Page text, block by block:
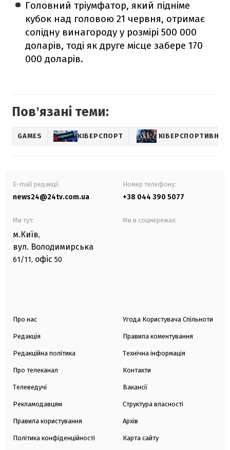
Головний тріумфатор, який підніме
кубок над головою 21 червня, отримає
солідну винагороду у розмірі 500 000
доларів, тоді як друге місце забере 170
000 доларів.
Повʼязані теми:
GAMES КІБЕРСПОРТ КІБЕРСПОРТИВНІ
E-mail редакції
news24@24tv.com.ua
Номер телефону:
+38 044 390 5077
Ми тут:
м.Київ,
вул. Володимирська
61/11, офіс 50
Ми в соцмережах:
Про нас
Редакція
Редакційна політика
Про телеканал
Телеведучі
Рекламодавцям
Правила користування
Політика конфіденційності
Угода Користувача Спільноти
Правила коментування
Технічна інформація
Контакти
Вакансії
Структура власності
Архів
Карта сайту